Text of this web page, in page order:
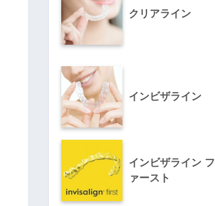
クリアライン
インビザライン
インビザライン フ
ァースト